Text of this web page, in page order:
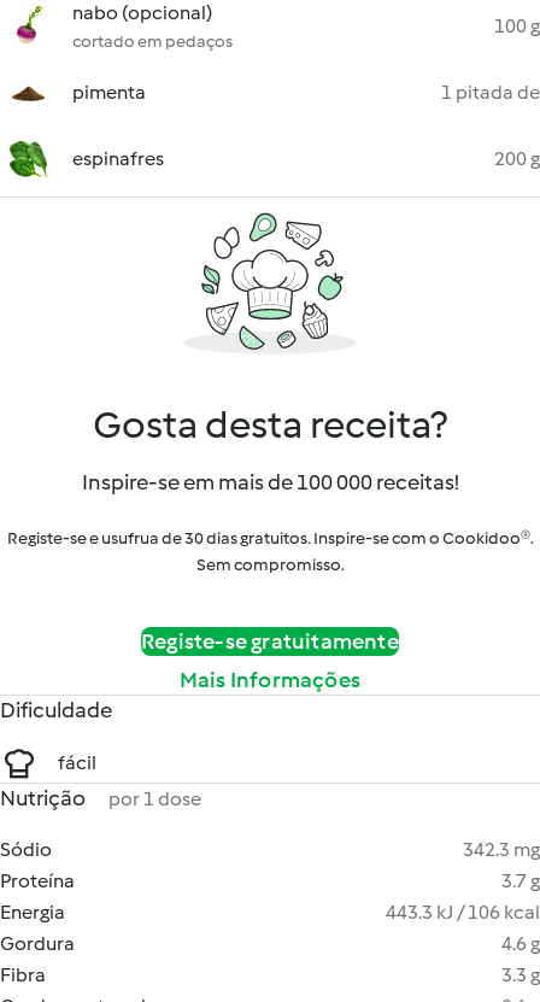
nabo (opcional)
cortado em pedaços
100 g
pimenta 1 pitada de
espinafres 200 g
Gosta desta receita?
Inspire-se em mais de 100 000 receitas!
Registe-se e usufrua de 30 dias gratuitos. Inspire-se com o Cookidoo®.
Sem compromisso.
Registe-se gratuitamente
Mais Informações
Dificuldade
fácil
Nutrição por 1 dose
Sódio
342.3 mg
Proteína
3.7 g
Energia
443.3 kJ / 106 kcal
Gordura
4.6 g
Fibra
3.3 g